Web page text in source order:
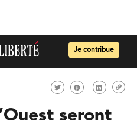
Je contribue
seront